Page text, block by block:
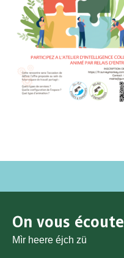
On vous écoute
Mìr heere éjch zü